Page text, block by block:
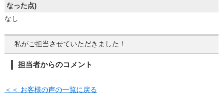
なった点)
なし
私がご担当させていただきました！
担当者からのコメント
＜＜ お客様の声の一覧に戻る